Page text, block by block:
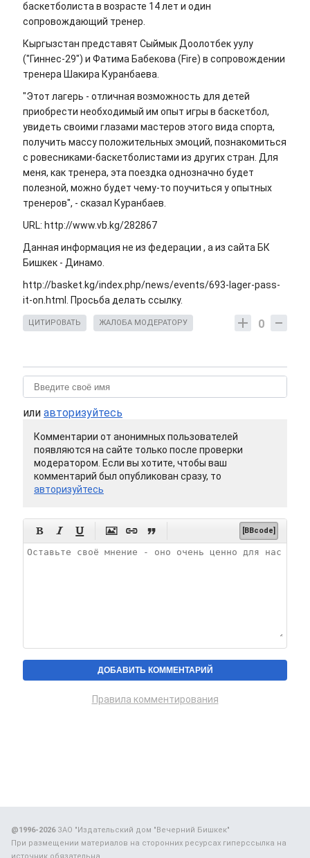
баскетболиста в возрасте 14 лет и один
сопровождающий тренер.
Кыргызстан представят Сыймык Доолотбек уулу
("Гиннес-29") и Фатима Бабекова (Fire) в сопровождении
тренера Шакира Куранбаева.
"Этот лагерь - отличная возможность для детей
приобрести необходимый им опыт игры в баскетбол,
увидеть своими глазами мастеров этого вида спорта,
получить массу положительных эмоций, познакомиться
с ровесниками-баскетболистами из других стран. Для
меня, как тренера, эта поездка однозначно будет
полезной, можно будет чему-то поучиться у опытных
тренеров", - сказал Куранбаев.
URL: http://www.vb.kg/282867
Данная информация не из федерации , а из сайта БК
Бишкек - Динамо.
http://basket.kg/index.php/news/events/693-lager-pass-
it-on.html. Просьба делать ссылку.
0
ЦИТИРОВАТЬ ЖАЛОБА МОДЕРАТОРУ
или авторизуйтесь
Комментарии от анонимных пользователей
появляются на сайте только после проверки
модератором. Если вы хотите, чтобы ваш
комментарий был опубликован сразу, то
авторизуйтесь
      [BBcode]
Правила комментирования
@1996-2026ЗАО "Издательский дом "Вечерний Бишкек"
При размещении материалов на сторонних ресурсах гиперссылка на